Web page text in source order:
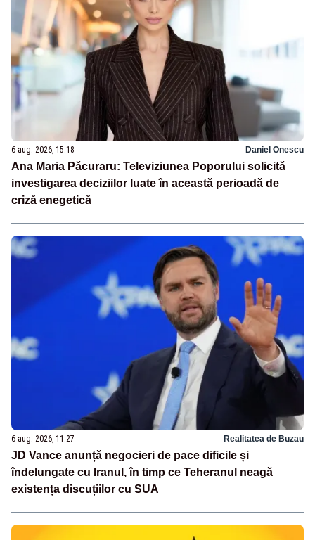
6 aug. 2026, 15:18 Daniel Onescu
Ana Maria Păcuraru: Televiziunea Poporului solicită
investigarea deciziilor luate în această perioadă de
criză enegetică
6 aug. 2026, 11:27 Realitatea de Buzau
JD Vance anunță negocieri de pace dificile și
îndelungate cu Iranul, în timp ce Teheranul neagă
existența discuțiilor cu SUA